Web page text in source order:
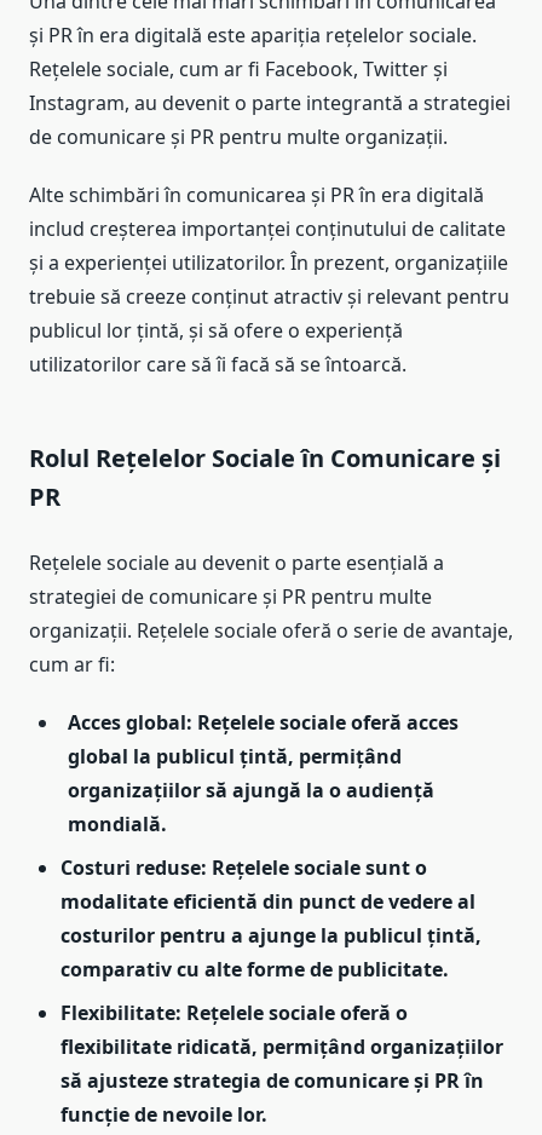
și PR în era digitală este apariția rețelelor sociale.
Rețelele sociale, cum ar fi Facebook, Twitter și
Instagram, au devenit o parte integrantă a strategiei
de comunicare și PR pentru multe organizații.
Alte schimbări în comunicarea și PR în era digitală
includ creșterea importanței conținutului de calitate
și a experienței utilizatorilor. În prezent, organizațiile
trebuie să creeze conținut atractiv și relevant pentru
publicul lor țintă, și să ofere o experiență
utilizatorilor care să îi facă să se întoarcă.
Rolul Rețelelor Sociale în Comunicare și
PR
Rețelele sociale au devenit o parte esențială a
strategiei de comunicare și PR pentru multe
organizații. Rețelele sociale oferă o serie de avantaje,
cum ar fi:
Acces global: Rețelele sociale oferă acces
global la publicul țintă, permițând
organizațiilor să ajungă la o audiență
mondială.
Costuri reduse: Rețelele sociale sunt o
modalitate eficientă din punct de vedere al
costurilor pentru a ajunge la publicul țintă,
comparativ cu alte forme de publicitate.
Flexibilitate: Rețelele sociale oferă o
flexibilitate ridicată, permițând organizațiilor
să ajusteze strategia de comunicare și PR în
funcție de nevoile lor.